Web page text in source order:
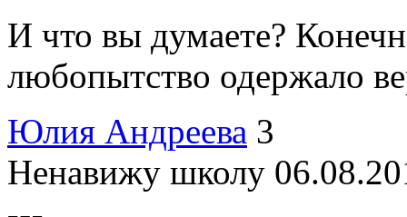
И что вы думаете?
любопытство одержало
Юлия Андреева 3
Ненавижу школу